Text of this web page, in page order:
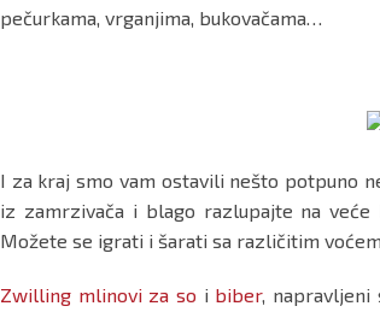
pečurkama, vrganjima, bukovačama…
I za kraj smo vam ostavili nešto potpuno
iz zamrzivača i blago razlupajte na
Možete se igrati i šarati sa različitim
Zwilling mlinovi za so i biber, napravljeni